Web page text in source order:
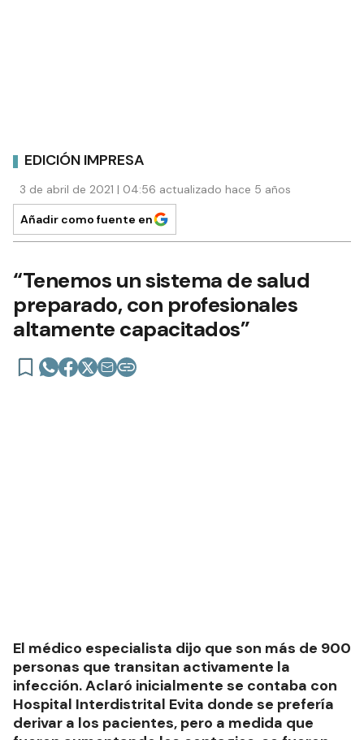
EDICIÓN IMPRESA
3 de abril de 2021 | 04:56 actualizado hace 5 años
Añadir como fuente en
“Tenemos un sistema de salud
preparado, con profesionales
altamente capacitados”
El médico especialista dijo que son más de 900
personas que transitan activamente la
infección. Aclaró inicialmente se contaba con
Hospital Interdistrital Evita donde se prefería
derivar a los pacientes, pero a medida que